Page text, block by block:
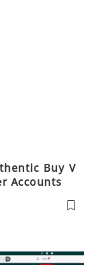
Buy V
Accounts